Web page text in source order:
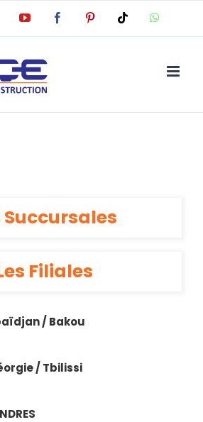
YouTube FacebookPinterest Tiktok
Succursales
Filiales
/ Bakou
/ Tbilissi